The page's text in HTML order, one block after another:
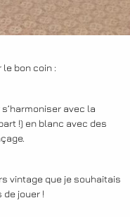
bon coin :
avec la
!) en blanc avec des
vintage que je souhaitais
de jouer !